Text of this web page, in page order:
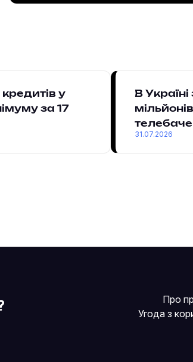
у
за 17
В
31.07.2026
Про
Угода з